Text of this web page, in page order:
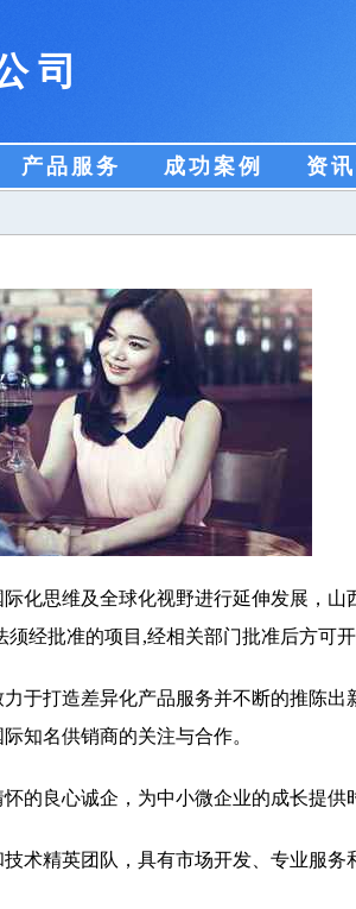
司
产品服务 成功案例 资
化思维及全球化视野进行延伸发展，山
经批准的项目,经相关部门批准后方可开
于打造差异化产品服务并不断的推陈
知名供销商的关注与合作。
的良心诚企，为中小微企业的成长提供
术精英团队，具有市场开发、专业服务